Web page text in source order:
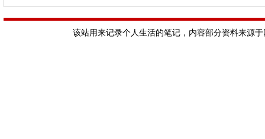
该站用来记录个人生活的笔记，内容部分资料来源